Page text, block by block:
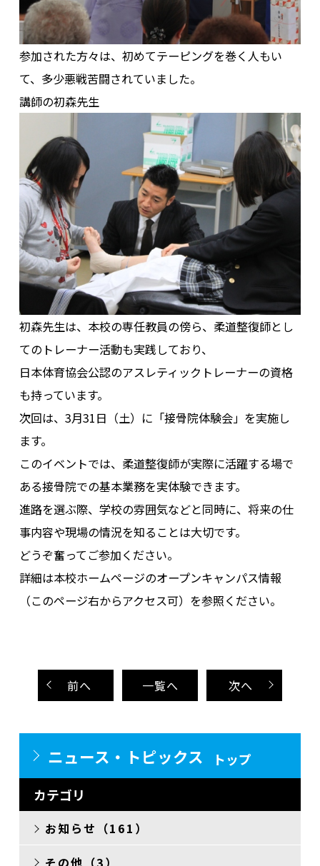
参加された方々は、初めてテーピングを巻く人もい
て、多少悪戦苦闘されていました。
講師の初森先生
初森先生は、本校の専任教員の傍ら、柔道整復師とし
てのトレーナー活動も実践しており、
日本体育協会公認のアスレティックトレーナーの資格
も持っています。
次回は、3月31日（土）に「接骨院体験会」を実施し
ます。
このイベントでは、柔道整復師が実際に活躍する場で
ある接骨院での基本業務を実体験できます。
進路を選ぶ際、学校の雰囲気などと同時に、将来の仕
事内容や現場の情況を知ることは大切です。
どうぞ奮ってご参加ください。
詳細は本校ホームページのオープンキャンパス情報
（このページ右からアクセス可）を参照ください。
前へ 一覧へ 次へ
ニュース・トピックス
トップ
カテゴリ
お知らせ（161）
その他（3）